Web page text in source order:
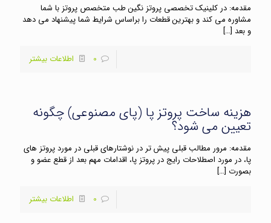
مقدمه: در کلینیک تخصصی پروتز نگین طب متخصص پروتز با شما
مشاوره می کند و بهترین قطعات را براساس شرایط شما پیشنهاد می دهد
و بعد […]
0 اطلاعات بیشتر
هزینه ساخت پروتز پا (پای مصنوعی) چگونه
تعیین می شود؟
مقدمه: مرور مطالب قبلی پیش تر در نوشتارهای قبلی در مورد پروتز های
پا، در مورد اصطلاحات رایج در پروتز پا، اقدامات مهم بعد از قطع عضو و
بصورت […]
0 اطلاعات بیشتر